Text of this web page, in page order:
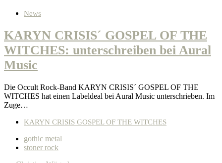
News
KARYN CRISIS´ GOSPEL OF THE
WITCHES: unterschreiben bei Aural
Music
Die Occult Rock-Band KARYN CRISIS´ GOSPEL OF THE
WITCHES hat einen Labeldeal bei Aural Music unterschrieben. Im
Zuge…
KARYN CRISIS GOSPEL OF THE WITCHES
gothic metal
stoner rock